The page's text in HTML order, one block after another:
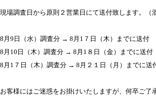
現場調査日から原則２営業日にて送付致します。
8月9日（水）調査分 → 8月1７日（木）までに送付
8月10日（木）調査分 → 8月1８日（金）までに送付
8月1７日（木）調査分 → 8月２１日（月）までに送
お客様にはご迷惑をお掛けいたしますが、何卒ご